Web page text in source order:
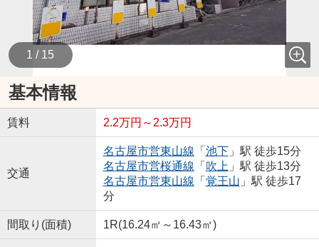
1 / 15
基本情報
賃料 2.2万円～2.3万円
交通
名古屋市営東山線 「 池下」駅 徒歩15分
名古屋市営桜通線 「 吹上 」駅 徒歩13分
名古屋市営東山線 「 覚王山 」駅 徒歩17
分
間取り(面積) 1R(16.24㎡～16.43㎡)